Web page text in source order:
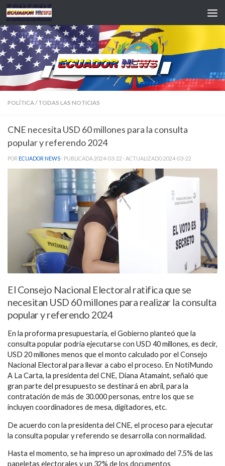
Saltar al contenido
POLÍTICA/ TODAS LAS NOTICIAS
CNE necesita USD 60 millones para la consulta
popular y referendo 2024
POR ECUADOR NEWS · PUBLICADA2024-03-22 · ACTUALIZADO2024-03-22
El Consejo Nacional Electoral ratifica que se
necesitan USD 60 millones para realizar la consulta
popular y referendo 2024
En la proforma presupuestaria, el Gobierno planteó que la
consulta popular podría ejecutarse con USD 40 millones, es decir,
USD 20 millones menos que el monto calculado por el Consejo
Nacional Electoral para llevar a cabo el proceso. En NotiMundo
A La Carta, la presidenta del CNE, Diana Atamaint, señaló que
gran parte del presupuesto se destinará en abril, para la
contratación de más de 30.000 personas, entre los que se
incluyen coordinadores de mesa, digitadores, etc.
De acuerdo con la presidenta del CNE, el proceso para ejecutar
la consulta popular y referendo se desarrolla con normalidad.
Hasta el momento, se ha impreso un aproximado del 7.5% de las
papeletas electorales y un 32% de los documentos